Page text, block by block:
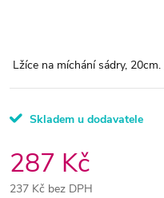
Lžíce na míchání sádry, 20cm.
Skladem u dodavatele
287 Kč
237 Kč bez DPH